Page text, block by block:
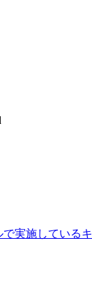
実施している